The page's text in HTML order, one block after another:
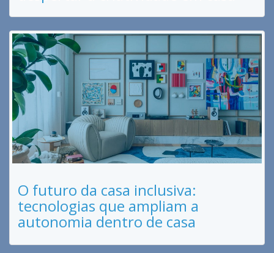
O futuro da casa inclusiva:
tecnologias que ampliam a
autonomia dentro de casa